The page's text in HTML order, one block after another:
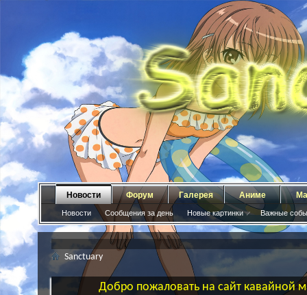
Новости
Новости Сообщения за день Новые картинки Важные
Форум Галерея Аниме
Sanctuary
Добро пожаловать на сайт кавайной